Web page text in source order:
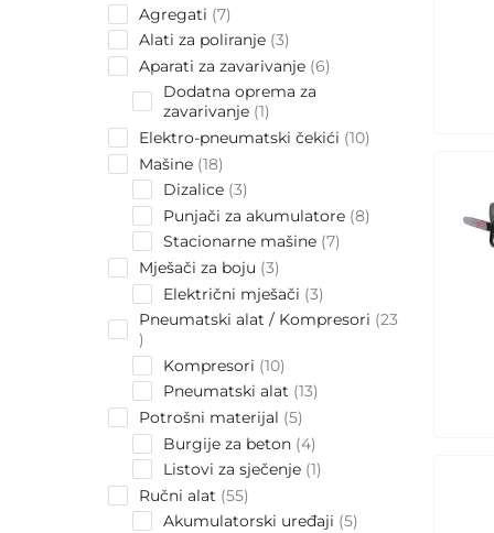
Agregati 77
products
Alati za poliranje 33
products
Aparati za zavarivanje 66
Dodatna oprema za
zavarivanje 11
product
Elektro-pneumatski čekići 1010
Mašine 1818
products
Dizalice 33
products
Punjači za akumulatore 88
Stacionarne mašine 77
Mješači za boju 33
products
Električni mješači 33
products
Pneumatski alat / Kompresori 23
23
products
Kompresori 1010
products
Pneumatski alat 1313
Potrošni materijal 55
products
Burgije za beton 44
products
Listovi za sječenje 11
Ručni alat 5555
products
Akumulatorski uređaji 55